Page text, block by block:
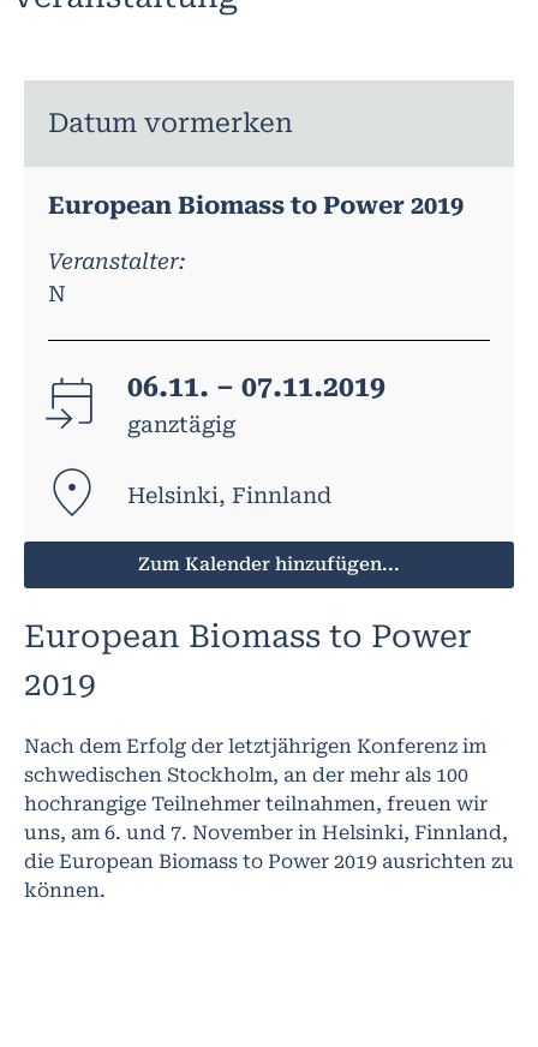
Datum vormerken
European Biomass to Power 2019
Veranstalter:
N
06.11. – 07.11.2019
ganztägig
Helsinki, Finnland
Zum Kalender hinzufügen...
European Biomass to Power
2019
Nach dem Erfolg der letztjährigen Konferenz im
schwedischen Stockholm, an der mehr als 100
hochrangige Teilnehmer teilnahmen, freuen wir
uns, am 6. und 7. November in Helsinki, Finnland,
die European Biomass to Power 2019 ausrichten zu
können.